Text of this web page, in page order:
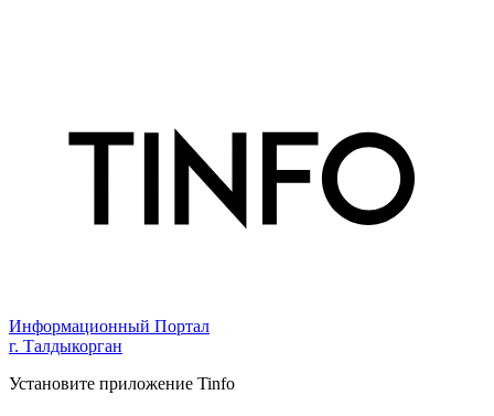
Информационный Портал
г. Талдыкорган
Установите приложение Tinfo